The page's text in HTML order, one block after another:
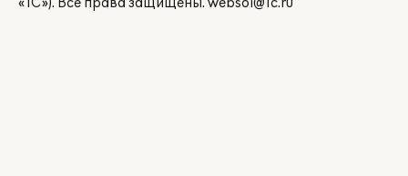
«1С»). Все права защищены. websol@1c.ru